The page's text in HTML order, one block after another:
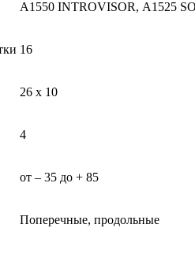
А1550 INTROVISOR, А1525
16
26 х 10
4
от – 35 до + 85
Поперечные, продольные